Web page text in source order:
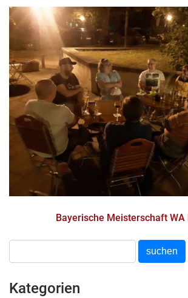
Bayerische Meisterschaft WA
Kategorien